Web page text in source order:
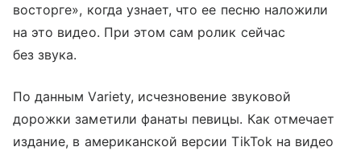
восторге», когда узнает, что ее песню наложили
на это видео. При этом сам ролик сейчас
без звука.
По данным Variety, исчезновение звуковой
дорожки заметили фанаты певицы. Как отмечает
издание, в американской версии TikTok на видео